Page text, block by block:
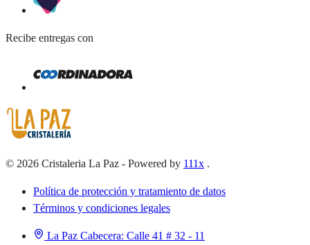
Recibe entregas con
© 2026 Cristaleria La Paz - Powered by 111x .
Política de protección y tratamiento de datos
Términos y condiciones legales
La Paz Cabecera: Calle 41 # 32 - 11